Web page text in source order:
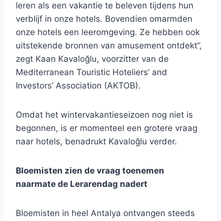
leren als een vakantie te beleven tijdens hun
verblijf in onze hotels. Bovendien omarmden
onze hotels een leeromgeving. Ze hebben ook
uitstekende bronnen van amusement ontdekt”,
zegt Kaan Kavaloğlu, voorzitter van de
Mediterranean Touristic Hoteliers’ and
Investors’ Association (AKTOB).
Omdat het wintervakantieseizoen nog niet is
begonnen, is er momenteel een grotere vraag
naar hotels, benadrukt Kavaloğlu verder.
Bloemisten zien de vraag toenemen
naarmate de Lerarendag nadert
Bloemisten in heel Antalya ontvangen steeds